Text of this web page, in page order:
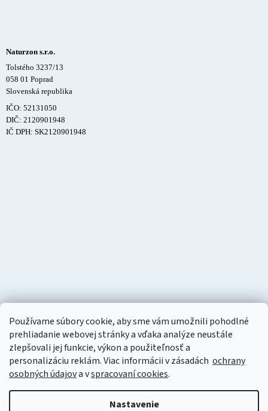
Používame súbory cookie, aby sme vám umožnili pohodlné
prehliadanie webovej stránky a vďaka analýze neustále
zlepšovali jej funkcie, výkon a použiteľnosť a
personalizáciu reklám. Viac informácii v zásadách ochrany
osobných údajova vspracovaní cookies.
Nastavenie
Naturzon s.r.o.
Tolstého 3237/13
058 01 Poprad
Slovenská republika
IČO: 52131050
DIČ: 2120901948
IČ DPH: SK2120901948
Vytvoril Shoptet